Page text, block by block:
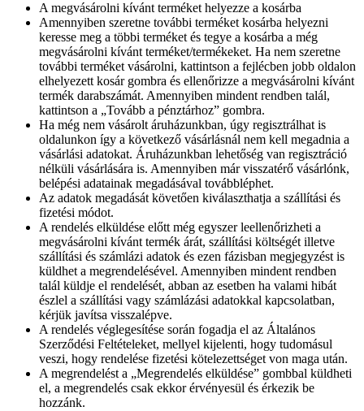
A megvásárolni kívánt terméket helyezze a kosárba
Amennyiben szeretne további terméket kosárba helyezni
keresse meg a többi terméket és tegye a kosárba a még
megvásárolni kívánt terméket/termékeket. Ha nem szeretne
további terméket vásárolni, kattintson a fejlécben jobb oldalon
elhelyezett kosár gombra és ellenőrizze a megvásárolni kívánt
termék darabszámát. Amennyiben mindent rendben talál,
kattintson a „Tovább a pénztárhoz” gombra.
Ha még nem vásárolt áruházunkban, úgy regisztrálhat is
oldalunkon így a következő vásárlásnál nem kell megadnia a
vásárlási adatokat. Áruházunkban lehetőség van regisztráció
nélküli vásárlására is. Amennyiben már visszatérő vásárlónk,
belépési adatainak megadásával továbbléphet.
Az adatok megadását követően kiválaszthatja a szállítási és
fizetési módot.
A rendelés elküldése előtt még egyszer leellenőrizheti a
megvásárolni kívánt termék árát, szállítási költségét illetve
szállítási és számlázi adatok és ezen fázisban megjegyzést is
küldhet a megrendelésével. Amennyiben mindent rendben
talál küldje el rendelését, abban az esetben ha valami hibát
észlel a szállítási vagy számlázási adatokkal kapcsolatban,
kérjük javítsa visszalépve.
A rendelés véglegesítése során fogadja el az Általános
Szerződési Feltételeket, mellyel kijelenti, hogy tudomásul
veszi, hogy rendelése fizetési kötelezettséget von maga után.
A megrendelést a „Megrendelés elküldése” gombbal küldheti
el, a megrendelés csak ekkor érvényesül és érkezik be
hozzánk.